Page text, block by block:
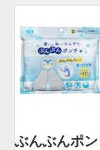
ぶんぶんポン